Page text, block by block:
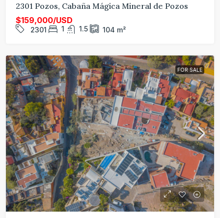
2301 Pozos, Cabaña Mágica Mineral de Pozos
$159,000/USD
2301 1 1.5 104 m²
FOR SALE